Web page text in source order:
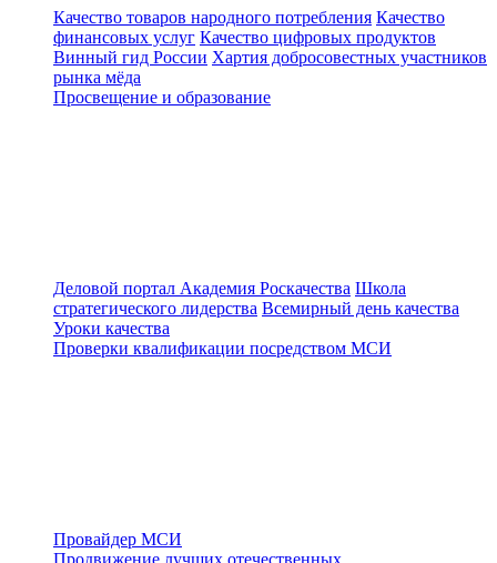
Качество товаров народного потребления Качество
финансовых услуг Качество цифровых продуктов
Винный гид России Хартия добросовестных участников
рынка мёда
Просвещение и образование
Деловой портал Академия Роскачества Школа
стратегического лидерства Всемирный день качества
Уроки качества
Проверки квалификации посредством МСИ
Провайдер МСИ
Продвижение лучших отечественных